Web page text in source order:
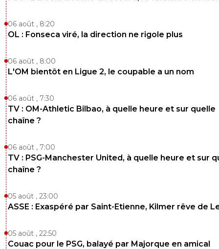
06 août , 8:20
OL : Fonseca viré, la direction ne rigole plus
06 août , 8:00
L'OM bientôt en Ligue 2, le coupable a un nom
06 août , 7:30
TV : OM-Athletic Bilbao, à quelle heure et sur quelle
chaîne ?
06 août , 7:00
TV : PSG-Manchester United, à quelle heure et sur
chaîne ?
05 août , 23:00
ASSE : Exaspéré par Saint-Etienne, Kilmer rêve de
05 août , 22:50
Couac pour le PSG, balayé par Majorque en amical